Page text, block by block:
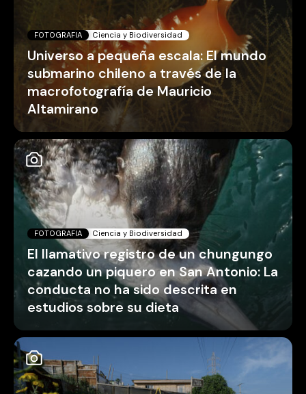
FOTOGRAFIA Ciencia y Biodiversidad
Universo a pequeña escala: El mundo
submarino chileno a través de la
macrofotografía de Mauricio
Altamirano
FOTOGRAFIA Ciencia y Biodiversidad
El llamativo registro de un chungungo
cazando un piquero en San Antonio: La
conducta no ha sido descrita en
estudios sobre su dieta